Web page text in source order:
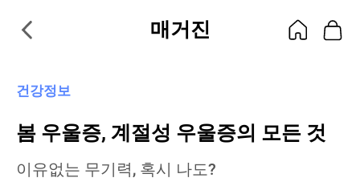
매거진
건강정보
봄 우울증, 계절성 우울증의 모든 것
이유없는 무기력, 혹시 나도?